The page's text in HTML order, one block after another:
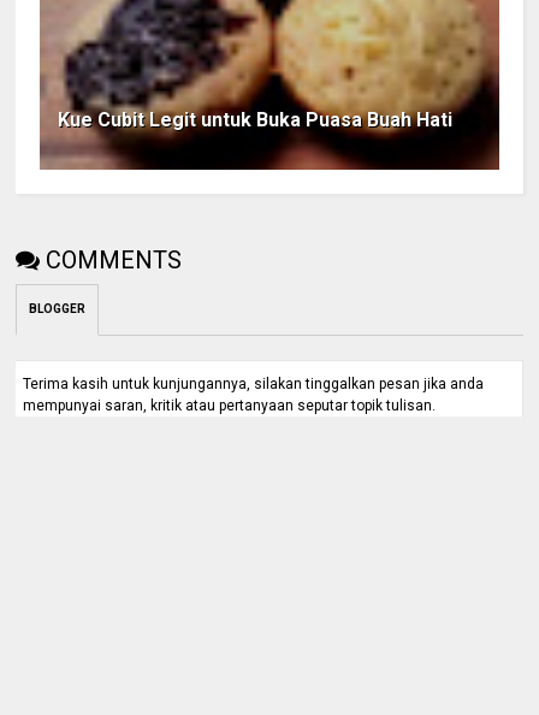
Kue Cubit Legit untuk Buka Puasa Buah Hati
COMMENTS
BLOGGER
Terima kasih untuk kunjungannya, silakan tinggalkan pesan jika anda
mempunyai saran, kritik atau pertanyaan seputar topik tulisan.